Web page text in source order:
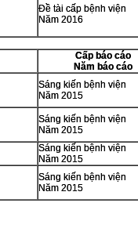
Đề tài cấp bệnh viện
Năm 2016
Cấp báo cáo
Năm báo cáo
Sáng kiến bệnh viện
Năm 2015
Sáng kiến bệnh viện
Năm 2015
Sáng kiến bệnh viện
Năm 2015
Sáng kiến bệnh viện
Năm 2015